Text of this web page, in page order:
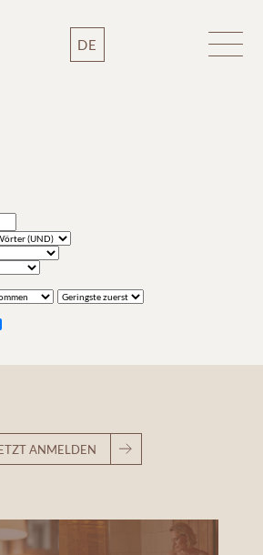
DE
ANMELDEN